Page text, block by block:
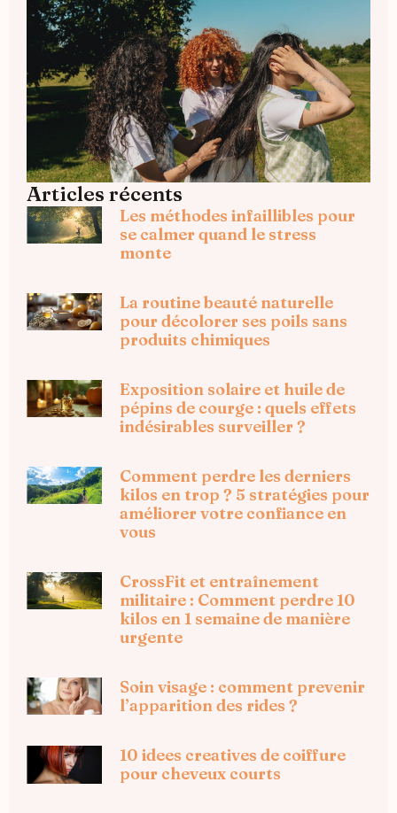
Articles récents
Les méthodes infaillibles pour
se calmer quand le stress
monte
La routine beauté naturelle
pour décolorer ses poils sans
produits chimiques
Exposition solaire et huile de
pépins de courge : quels effets
indésirables surveiller ?
Comment perdre les derniers
kilos en trop ? 5 stratégies pour
améliorer votre confiance en
vous
CrossFit et entraînement
militaire : Comment perdre 10
kilos en 1 semaine de manière
urgente
Soin visage : comment prevenir
l’apparition des rides ?
10 idees creatives de coiffure
pour cheveux courts